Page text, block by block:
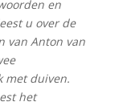
en
u over de
van Anton van
met duiven.
het